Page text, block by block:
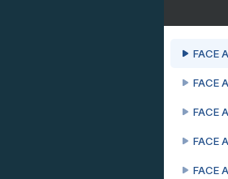
FACE
FACE
FACE
FACE
FACE